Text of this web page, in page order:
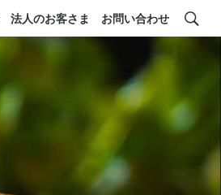
法人のお客さま お問い合わせ